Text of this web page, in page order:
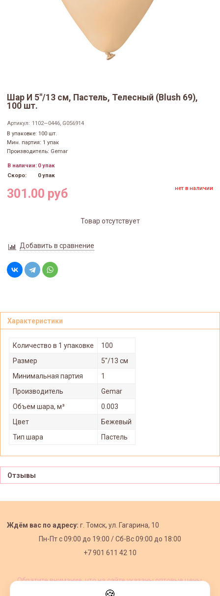
Шар И 5"/13 см, Пастель, Телесный (Blush 69),
100 шт.
Артикул: 1102—0446, G056914
В упаковке: 100 шт.
Мин. партия: 1 упак
Производитель: Gemar
В наличии: 0 упак
Скоро:
0 упак
301.00 руб нет в наличии
Товар отсутствует
Добавить в сравнение
Характеристики
Количество в 1 упаковке
100
Размер
5"/13 см
Минимальная партия
1
Производитель
Gemar
Объем шара, м³
0.003
Цвет
Бежевый
Тип шара
Пастель
Отзывы
Ждём вас по адресу: г. Томск, ул. Гагарина, 10
Пн-Пт с09:00 до 19:00 /Сб-Вс 09:00 до 18:00
+7 901 611 42 10
Обратите внимание, что на сайте указаны оптовые цены,